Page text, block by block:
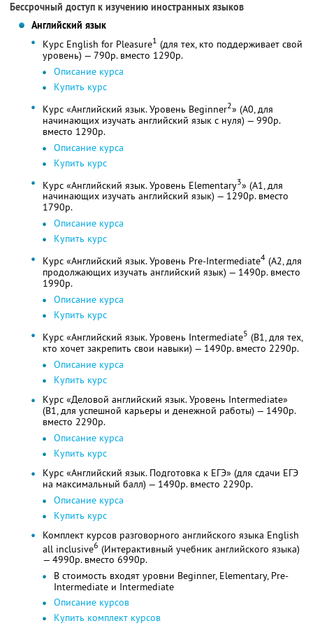
Бессрочный доступ к изучению иностранных языков
Английский язык
Курс English for Pleasure1 (для тех, кто поддерживает свой
уровень) — 790р. вместо 1290р.
Описание курса
Купить курс
Курс «Английский язык. Уровень Beginner2» (A0, для
начинающих изучать английский язык с нуля) — 990р.
вместо 1290р.
Описание курса
Купить курс
Курс «Английский язык. Уровень Elementary3» (A1, для
начинающих изучать английский язык) — 1290р. вместо
1790р.
Описание курса
Купить курс
Курс «Английский язык. Уровень Pre-Intermediate4(A2, для
продолжающих изучать английский язык) — 1490р. вместо
1990р.
Описание курса
Купить курс
Курс «Английский язык. Уровень Intermediate5 (B1, для тех,
кто хочет закрепить свои навыки) — 1490р. вместо 2290р.
Описание курса
Купить курс
Курс «Деловой английский язык. Уровень Intermediate»
(B1, для успешной карьеры и денежной работы) — 1490р.
вместо 2290р.
Описание курса
Купить курс
Курс «Английский язык. Подготовка к ЕГЭ» (для сдачи ЕГЭ
на максимальный балл) — 1490р. вместо 2290р.
Описание курса
Купить курс
Комплект курсов разговорного английского языка English
all inclusive6 (Интерактивный учебник английского языка)
— 4990р. вместо 6990р.
В стоимость входят уровни Beginner, Elementary, Pre-
Intermediate и Intermediate
Описание курсов
Купить комплект курсов